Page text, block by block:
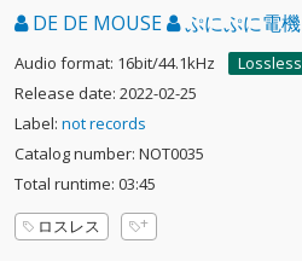
DE DE MOUSE ぷにぷに電機
Audio format: 16bit/44.1kHz
Lossless
Release date: 2022-02-25
Label: not records
Catalog number: NOT0035
Total runtime: 03:45
ロスレス